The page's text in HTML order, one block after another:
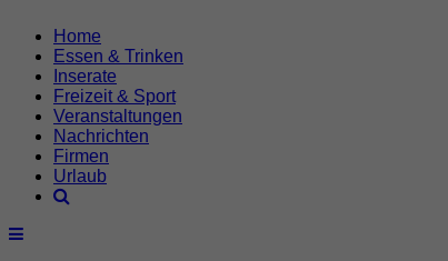
Home
Essen & Trinken
Inserate
Freizeit & Sport
Veranstaltungen
Nachrichten
Firmen
Urlaub